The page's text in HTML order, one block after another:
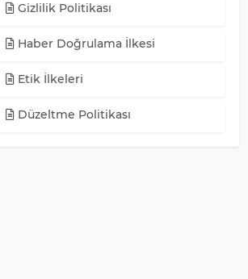
Gizlilik Politikası
Haber Doğrulama İlkesi
Etik İlkeleri
Düzeltme Politikası